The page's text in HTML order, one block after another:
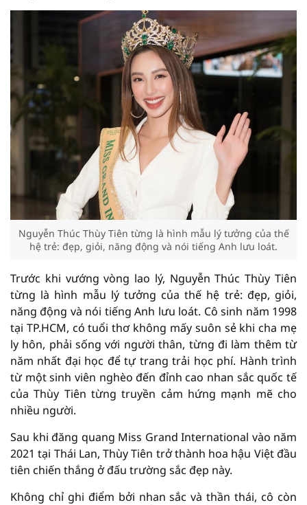
Nguyễn Thúc Thùy Tiên từng là hình mẫu lý tưởng của thế
hệ trẻ: đẹp, giỏi, năng động và nói tiếng Anh lưu loát.
Trước khi vướng vòng lao lý, Nguyễn Thúc Thùy Tiên
từng là hình mẫu lý tưởng của thế hệ trẻ: đẹp, giỏi,
năng động và nói tiếng Anh lưu loát. Cô sinh năm 1998
tại TP.HCM, có tuổi thơ không mấy suôn sẻ khi cha mẹ
ly hôn, phải sống với người thân, từng đi làm thêm từ
năm nhất đại học để tự trang trải học phí. Hành trình
từ một sinh viên nghèo đến đỉnh cao nhan sắc quốc tế
của Thùy Tiên từng truyền cảm hứng mạnh mẽ cho
nhiều người.
Sau khi đăng quang Miss Grand International vào năm
2021 tại Thái Lan, Thùy Tiên trở thành hoa hậu Việt đầu
tiên chiến thắng ở đấu trường sắc đẹp này.
Không chỉ ghi điểm bởi nhan sắc và thần thái, cô còn